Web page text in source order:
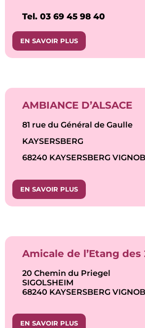
Tel. 03 69 45 98 40
EN SAVOIR PLUS
AMBIANCE D’ALSACE
81 rue du Général de Gaulle
KAYSERSBERG
68240 KAYSERSBERG
EN SAVOIR PLUS
Amicale de l’Etang
20 Chemin du Priegel
SIGOLSHEIM
68240 KAYSERSBERG
EN SAVOIR PLUS